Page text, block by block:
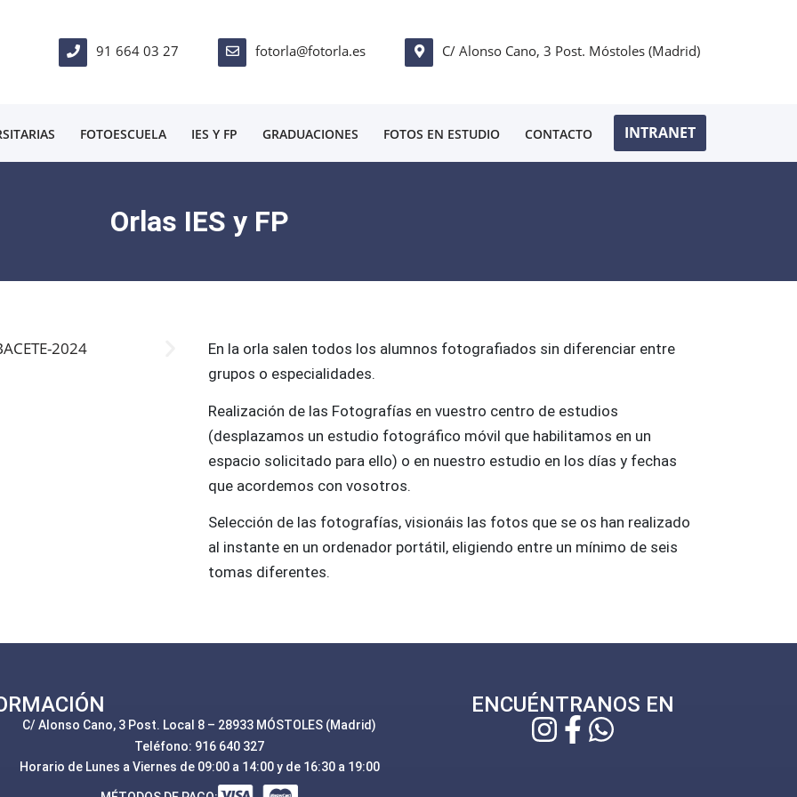
91 664 03 27 fotorla@fotorla.es C/ Alonso Cano, 3 Post. Móstoles (Madrid)
FOTOESCUELA IES Y FP GRADUACIONES FOTOS EN ESTUDIO CONTACTO INTRANET
Orlas IES y FP
En la orla salen todos los alumnos fotografiados sin diferenciar entre
grupos o especialidades.
Realización de las Fotografías en vuestro centro de estudios
(desplazamos un estudio fotográfico móvil que habilitamos en un
espacio solicitado para ello) o en nuestro estudio en los días y fechas
que acordemos con vosotros.
Selección de las fotografías, visionáis las fotos que se os han realizado
al instante en un ordenador portátil, eligiendo entre un mínimo de seis
tomas diferentes.
C/ Alonso Cano, 3 Post. Local 8 – 28933 MÓSTOLES (Madrid)
Teléfono: 916 640 327
Horario de Lunes a Viernes de 09:00 a 14:00 y de 16:30 a 19:00
ENCUÉNTRANOS EN